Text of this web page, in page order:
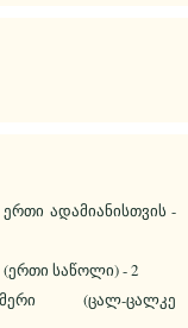
ადამიანისთვის -
საწოლი) - 2
(ცალ-ცალკე